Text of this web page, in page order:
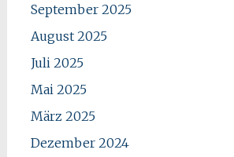
September 2025
August 2025
Juli 2025
Mai 2025
März 2025
Dezember 2024